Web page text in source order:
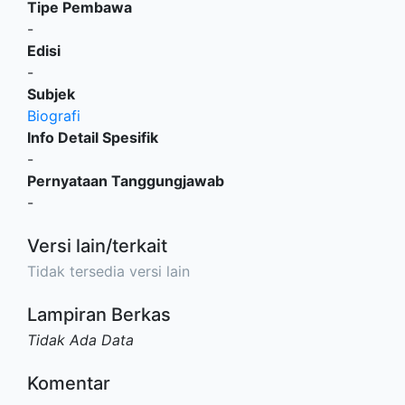
Tipe Pembawa
-
Edisi
-
Subjek
Biografi
Info Detail Spesifik
-
Pernyataan Tanggungjawab
-
Versi lain/terkait
Tidak tersedia versi lain
Lampiran Berkas
Tidak Ada Data
Komentar